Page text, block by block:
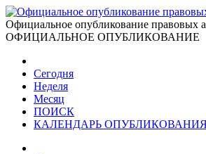
Официальное опубликование правовых
ОФИЦИАЛЬНОЕ ОПУБЛИКОВАНИЕ
Сегодня
Неделя
Месяц
ПОИСК
КАЛЕНДАРЬ